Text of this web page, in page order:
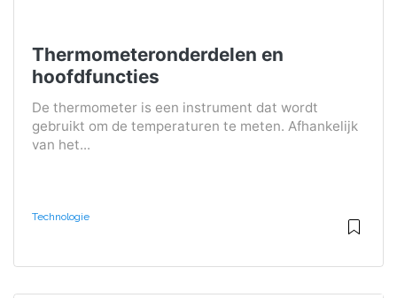
Thermometeronderdelen en
hoofdfuncties
De thermometer is een instrument dat wordt
gebruikt om de temperaturen te meten. Afhankelijk
van het...
Technologie